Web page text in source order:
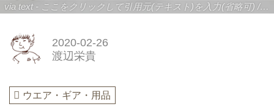
via text - ここをクリックして引用元(テキスト)を入力(省略可) / site.to.link.com - ここをクリックして引用元を入力(省略可)
2020-02-26
渡辺栄貴
ウエア・ギア・用品